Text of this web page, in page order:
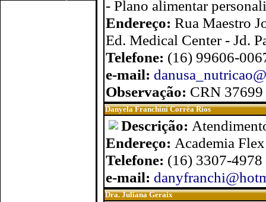
- Plano alimentar
Endereço: Rua Maestro
Ed. Medical Center - Jd.
Telefone: (16) 99606-
e-mail:
Observação: CRN 37699
Danyela Franchini Corrêa Rios
Descrição:
Endereço: Academia
Telefone: (16) 3307-
e-mail:
Dra. Juliana Geraix